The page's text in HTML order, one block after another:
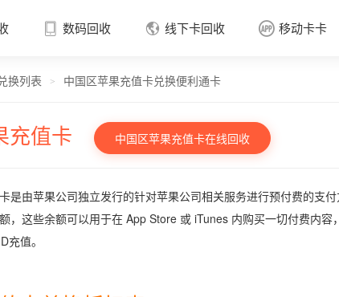
 数码回收  线下卡回收  移动卡卡
换列表 > 中国区苹果充值卡兑换便利通卡
充值卡 中国区苹果充值卡在线回收
是由苹果公司独立发行的针对苹果公司相关服务进行预付费的支
，这些余额可以用于在 App Store 或 iTunes 内购买一切付费内
充值。